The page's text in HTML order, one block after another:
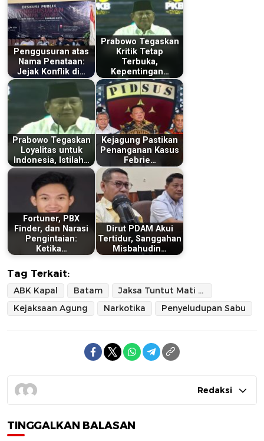
Penggusuran atas
Nama Penataan:
Jejak Konflik di…
Prabowo Tegaskan
Kritik Tetap
Terbuka,
Kepentingan…
Prabowo Tegaskan
Loyalitas untuk
Indonesia, Istilah…
Kejagung Pastikan
Penanganan Kasus
Febrie…
Fortuner, PBX
Finder, dan Narasi
Pengintaian:
Ketika…
Dirut PDAM Akui
Tertidur, Sanggahan
Misbahudin…
Tag Terkait:
ABK Kapal Batam
Jaksa Tuntut Mati ABK
Kejaksaan Agung
Narkotika Penyeludupan Sabu
Redaksi
TINGGALKAN BALASAN